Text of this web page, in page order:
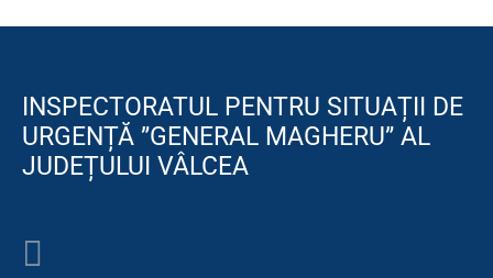
INSPECTORATUL PENTRU SITUAȚII DE
URGENȚĂ ”GENERAL MAGHERU” AL
JUDEȚULUI VÂLCEA